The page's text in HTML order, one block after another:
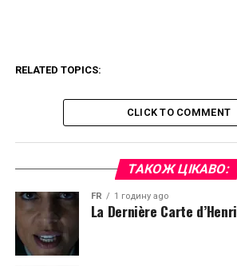
RELATED TOPICS:
CLICK TO COMMENT
ТАКОЖ ЦІКАВО:
FR 1 годину ago
La Dernière Carte d’Henri